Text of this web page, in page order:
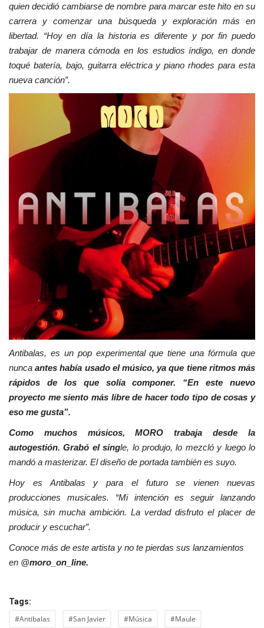
quien decidió cambiarse de nombre para marcar este hito en su
carrera y comenzar una búsqueda y exploración más en
libertad. “Hoy en día la historia es diferente y por fin puedo
trabajar de manera cómoda en los estudios índigo, en donde
toqué batería, bajo, guitarra eléctrica y piano rhodes para esta
nueva canción”.
Antibalas, es un pop experimental que tiene una fórmula que
nunca antes había usado el músico, ya que tiene ritmos más
rápidos de los que solía componer. “En este nuevo
proyecto me siento más libre de hacer todo tipo de cosas y
eso me gusta”.
Como muchos músicos, MORO trabaja desde la
autogestión. Grabó el single, lo produjo, lo mezcló y luego lo
mandó a masterizar. El diseño de portada también es suyo.
Hoy es Antibalas y para el futuro se vienen nuevas
producciones musicales. “Mi intención es seguir lanzando
música, sin mucha ambición. La verdad disfruto el placer de
producir y escuchar”.
Conoce más de este artista y no te pierdas sus lanzamientos
en @moro_on_line.
Tags:
#Antibalas #San Javier #Música #Maule